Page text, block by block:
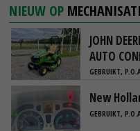
NIEUW OP
JOHN
AUTO
GEBRUIKT,
New
GEBRUIKT,